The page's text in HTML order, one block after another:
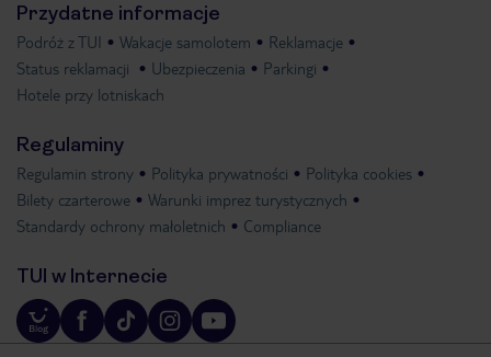
Przydatne informacje
Podróż z TUI Wakacje samolotem
Reklamacje
Status reklamacji
Ubezpieczenia
Parkingi
Hotele przy lotniskach
Regulaminy
Regulamin strony Polityka prywatności
Polityka cookies
Bilety czarterowe
Warunki imprez turystycznych
Standardy ochrony małoletnich
Compliance
TUI w Internecie